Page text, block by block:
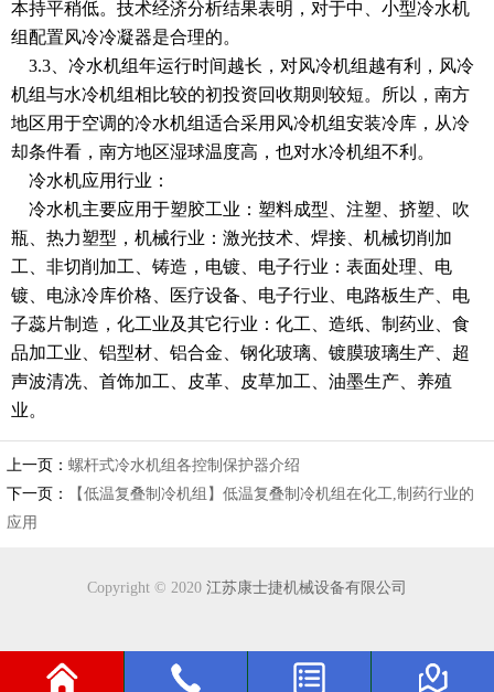
本持平稍低。技术经济分析结果表明，对于中、小型冷水机
组配置风冷冷凝器是合理的。
3.3、冷水机组年运行时间越长，对风冷机组越有利，风冷
机组与水冷机组相比较的初投资回收期则较短。所以，南方
地区用于空调的冷水机组适合采用风冷机组安装冷库，从冷
却条件看，南方地区湿球温度高，也对水冷机组不利。
冷水机应用行业：
冷水机主要应用于塑胶工业：塑料成型、注塑、挤塑、吹
瓶、热力塑型，机械行业：激光技术、焊接、机械切削加
工、非切削加工、铸造，电镀、电子行业：表面处理、电
镀、电泳冷库价格、医疗设备、电子行业、电路板生产、电
子蕊片制造，化工业及其它行业：化工、造纸、制药业、食
品加工业、铝型材、铝合金、钢化玻璃、镀膜玻璃生产、超
声波清冼、首饰加工、皮革、皮草加工、油墨生产、养殖
业。
上一页：螺杆式冷水机组各控制保护器介绍
下一页：
【低温复叠制冷机组】低温复叠制冷机组在化工,制药行业的
应用
Copyright © 2020 江苏康士捷机械设备有限公司